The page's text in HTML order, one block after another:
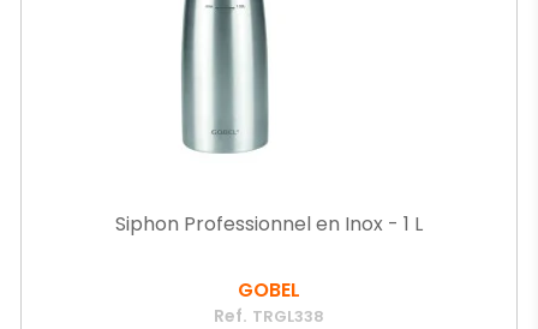
Siphon Professionnel en Inox - 1 L
GOBEL
Ref. TRGL338